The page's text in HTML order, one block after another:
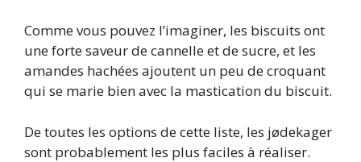
Comme vous pouvez l’imaginer, les biscuits ont
une forte saveur de cannelle et de sucre, et les
amandes hachées ajoutent un peu de croquant
qui se marie bien avec la mastication du biscuit.
De toutes les options de cette liste, les jødekager
sont probablement les plus faciles à réaliser.